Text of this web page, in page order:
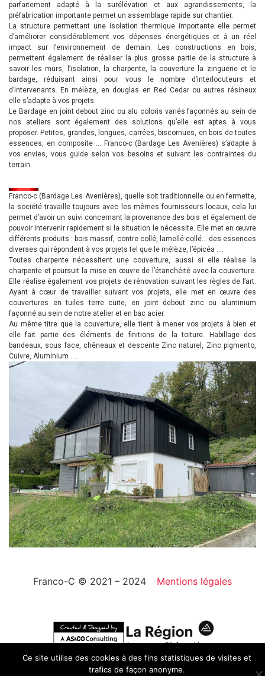
parfaitement adapté à la surélévation et aux agrandissements, la
préfabrication importante permet un assemblage rapide sur chantier.
La structure permettant une isolation thermique importante elle permet
d’améliorer considérablement vos dépenses énergétiques et à un réel
impact sur l’environnement de demain. Les constructions en bois,
permettent également de réaliser la plus grosse partie de la structure à
savoir les murs, l’isolation, la charpente, la couverture la zinguerie et le
bardage, réduisant ainsi pour vous le nombre d’interlocuteurs et
d’intervenants. En mélèze, en douglas en Red Cedar ou autres résineux
elle s’adapte à vos projets.
Le Bardage en joint debout zinc ou alu coloris variés façonnés au sein de
nos ateliers sont également des solutions qu’elle est aptes à vous
proposer. Petites, grandes, longues, carrées, biscornues, en bois de toutes
essences, en composite … Franco-c (Bardage Les Avenières) s’adapte à
vos envies, vous guide selon vos besoins et suivant les contraintes du
terrain.
Franco-c (Bardage Les Avenières), quelle soit traditionnelle ou en fermette,
la société travaille toujours avec les mêmes fournisseurs locaux, cela lui
permet d’avoir un suivi concernant la provenance des bois et également de
pouvoir intervenir rapidement si la situation le nécessite. Elle met en œuvre
différents produits : bois massif, contre collé, lamellé collé… des essences
diverses qui répondent à vos projets tel que le mélèze, l’épicéa ….
Toutes charpente nécessitent une couverture, aussi si elle réalise la
charpente et poursuit la mise en œuvre de l’étanchéité avec la couverture.
Elle réalise également vos projets de rénovation suivant les règles de l’art.
Ayant à cœur de travailler suivant vos projets, elle met en œuvre des
couvertures en tuiles terre cuite, en joint debout zinc ou aluminium
façonné au sein de notre atelier et en bac acier.
Au même titre que la couverture, elle tient à mener vos projets à bien et
elle fait partie des éléments de finitions de la toiture. Habillage des
bandeaux, sous face, chêneaux et descente Zinc naturel, Zinc pigmento,
Cuivre, Aluminium ….
Franco-C © 2021 – 2024 Mentions légales
Ce site utilise des cookies à des fins statistiques de visites et
trafics de façon anonyme.